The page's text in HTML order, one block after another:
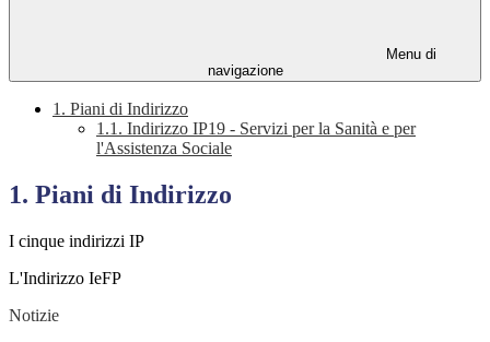
Menu di
navigazione
1. Piani di Indirizzo
1.1. Indirizzo IP19 - Servizi per la Sanità e per
l'Assistenza Sociale
1. Piani di Indirizzo
I cinque indirizzi IP
L'Indirizzo IeFP
Notizie